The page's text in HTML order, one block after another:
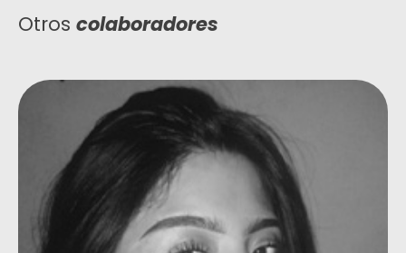
Otros colaboradores